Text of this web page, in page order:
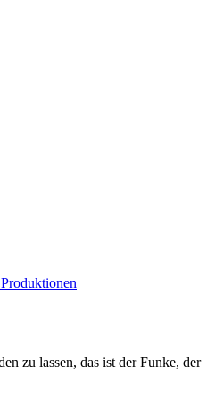
zu lassen, das ist der Funke, der